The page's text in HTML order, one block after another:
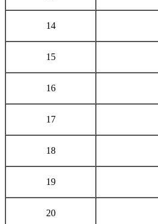
14
15
16
17
18
19
20